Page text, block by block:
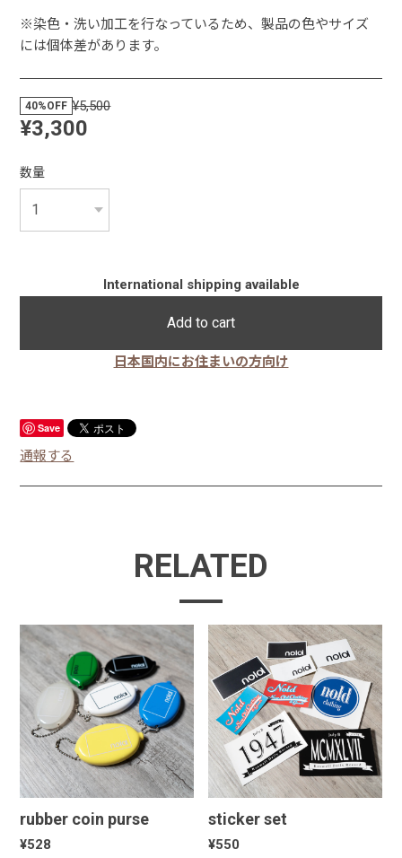
※染色・洗い加工を行なっているため、製品の色やサイズ
には個体差があります。
¥5,500
40%OFF
¥3,300
数量
International shipping available
Add to cart
日本国内にお住まいの方向け
Save
通報する
RELATED
rubber coin purse
¥528
sticker set
¥550